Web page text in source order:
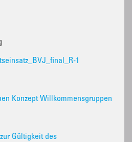
1
Konzept Willkommensgruppen
Gültigkeit des